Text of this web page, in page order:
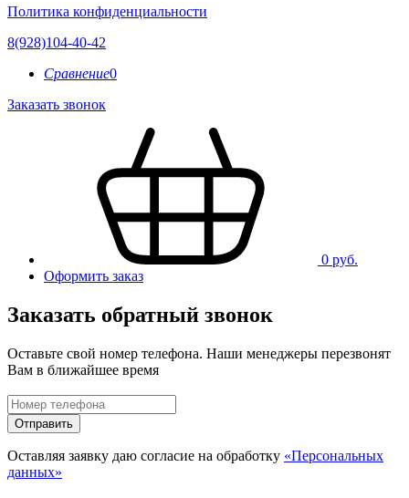
Политика конфиденциальности
8(928)104-40-42
Сравнение0
Заказать звонок
0 руб.
Оформить заказ
Заказать обратный звонок
Оставьте свой номер телефона. Наши менеджеры перезвонят
Вам в ближайшее время
Отправить
Оставляя заявку даю согласие на обработку «Персональных
данных»